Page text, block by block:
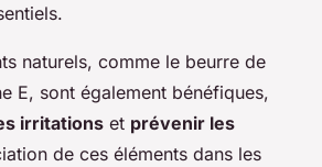
naturels, comme le beurre de
E, sont également bénéfiques,
irritations et prévenir les
de ces éléments dans les